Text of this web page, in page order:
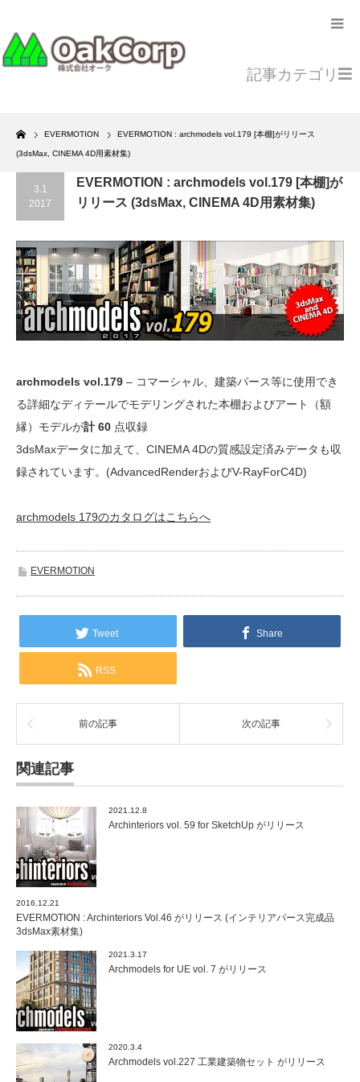
Home
EVERMOTION EVERMOTION : archmodels vol.179 [本棚]がリリース
(3dsMax, CINEMA 4D用素材集)
記事カテゴリ
3.1
2017
EVERMOTION : archmodels vol.179 [本棚]が
リリース (3dsMax, CINEMA 4D用素材集)
archmodels vol.179 – コマーシャル、建築パース等に使用でき
る詳細なディテールでモデリングされた本棚およびアート（額
縁）モデルが計 60 点収録
3dsMaxデータに加えて、CINEMA 4Dの質感設定済みデータも収
録されています。(AdvancedRenderおよびV-RayForC4D)
archmodels 179のカタログはこちらへ
EVERMOTION
Tweet Share
RSS
前の記事 次の記事
関連記事
2021.12.8
Archinteriors vol. 59 for SketchUp がリリース
2016.12.21
EVERMOTION : Archinteriors Vol.46 がリリース (インテリアパース完成品
3dsMax素材集)
2021.3.17
Archmodels for UE vol. 7 がリリース
2020.3.4
Archmodels vol.227 工業建築物セット がリリース